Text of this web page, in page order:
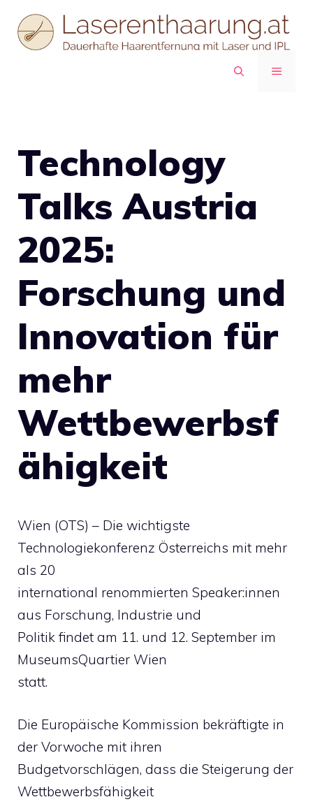
Inhalt
springen
MENÜ
Technology
Talks Austria
2025:
Forschung und
Innovation für
mehr
Wettbewerbsf
ähigkeit
Wien (OTS) – Die wichtigste
Technologiekonferenz Österreichs mit mehr
als 20
international renommierten Speaker:innen
aus Forschung, Industrie und
Politik findet am 11. und 12. September im
MuseumsQuartier Wien
statt.
Die Europäische Kommission bekräftigte in
der Vorwoche mit ihren
Budgetvorschlägen, dass die Steigerung der
Wettbewerbsfähigkeit